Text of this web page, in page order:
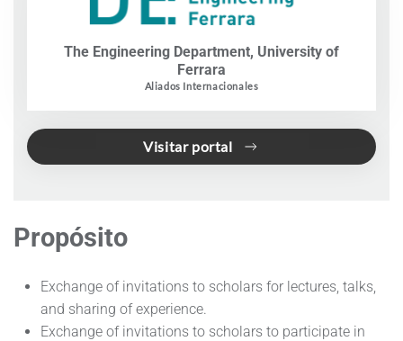
The Engineering Department, University of
Ferrara
Aliados Internacionales
Visitar portal
Propósito
Exchange of invitations to scholars for lectures, talks,
and sharing of experience.
Exchange of invitations to scholars to participate in